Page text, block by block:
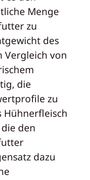
Menge
zu
des
Vergleich von
die
zu
Hühnerfleisch
den
dazu